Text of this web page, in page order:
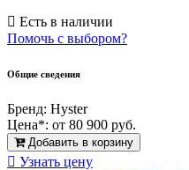
Есть в наличии
Помочь с выбором?
Общие сведения
Бренд: Hyster
Цена*: от 80 900 руб.
Добавить в корзину
Узнать цену